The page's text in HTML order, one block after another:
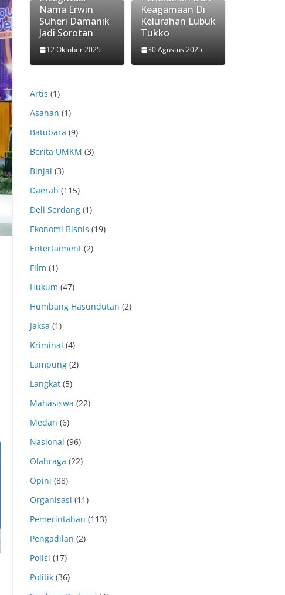
Nama Erwin
Suheri Damanik
Jadi Sorotan
12 Oktober 2025
Keagamaan Di
Kelurahan Lubuk
Tukko
30 Agustus 2025
Artis (1)
Asahan (1)
Batubara (9)
Berita UMKM (3)
Binjai (3)
Daerah (115)
Deli Serdang (1)
Ekonomi Bisnis (19)
Entertaiment (2)
Film (1)
Hukum (47)
Humbang Hasundutan (2)
Jaksa (1)
Kriminal (4)
Lampung (2)
Langkat (5)
Mahasiswa (22)
Medan (6)
Nasional (96)
Olahraga (22)
Opini (88)
Organisasi (11)
Pemerintahan (113)
Pengadilan (2)
Polisi (17)
Politik (36)